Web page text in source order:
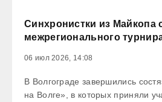
Синхронистки из Майкопа
межрегионального
06 июл 2026, 14:08
В Волгограде завершились
на Волге», в которых приняли